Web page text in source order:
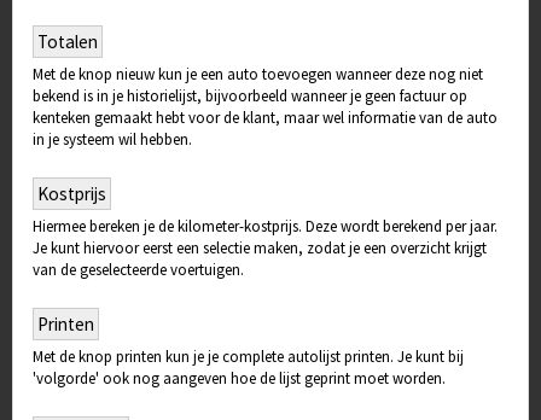
Totalen
Met de knop nieuw kun je een auto toevoegen wanneer deze nog niet
bekend is in je historielijst, bijvoorbeeld wanneer je geen factuur op
kenteken gemaakt hebt voor de klant, maar wel informatie van de auto
in je systeem wil hebben.
Kostprijs
Hiermee bereken je de kilometer-kostprijs. Deze wordt berekend per jaar.
Je kunt hiervoor eerst een selectie maken, zodat je een overzicht krijgt
van de geselecteerde voertuigen.
Printen
Met de knop printen kun je je complete autolijst printen. Je kunt bij
'volgorde' ook nog aangeven hoe de lijst geprint moet worden.